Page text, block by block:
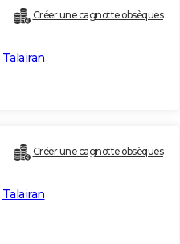
Créer une cagnotte obsèques
Talairan
Créer une cagnotte obsèques
Talairan